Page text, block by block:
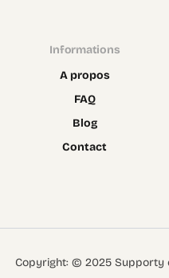
Informations
A propos
FAQ
Blog
Contact
Copyright: © 2025 Supporty